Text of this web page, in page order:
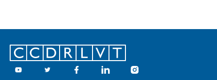
Footer
Youtube Twitter Facebook Linkedin Instagram